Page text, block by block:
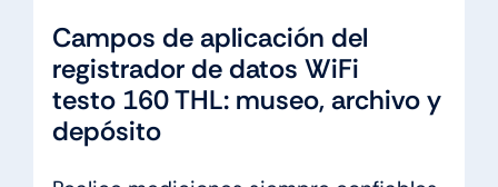
Campos de aplicación del
registrador de datos WiFi
testo 160 THL: museo, archivo y
depósito